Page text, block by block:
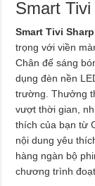
Smart
Smart Tivi
trọng với viền
Chân đế sáng
dụng đèn nền
trường. Thưởng
vượt thời gian,
thích của bạn từ
nội dung yêu
hàng ngàn bộ
chương trình